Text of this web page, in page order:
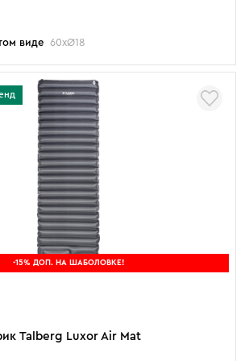
виде
60хØ18
-15% ДОП. НА ШАБОЛОВКЕ!
Talberg Luxor Air Mat